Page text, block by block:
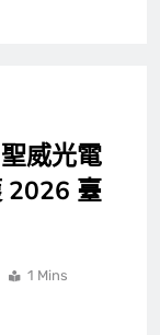
威光電
2026 臺
1 Mins